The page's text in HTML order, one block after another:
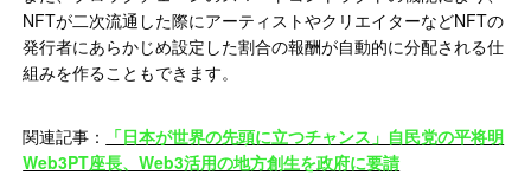
NFTが二次流通した際にアーティストやクリエイターなどNFTの
発行者にあらかじめ設定した割合の報酬が自動的に分配される仕
組みを作ることもできます。
関連記事：
「日本が世界の先頭に立つチャンス」自民党の平将明
Web3PT座長、Web3活用の地方創生を政府に要請